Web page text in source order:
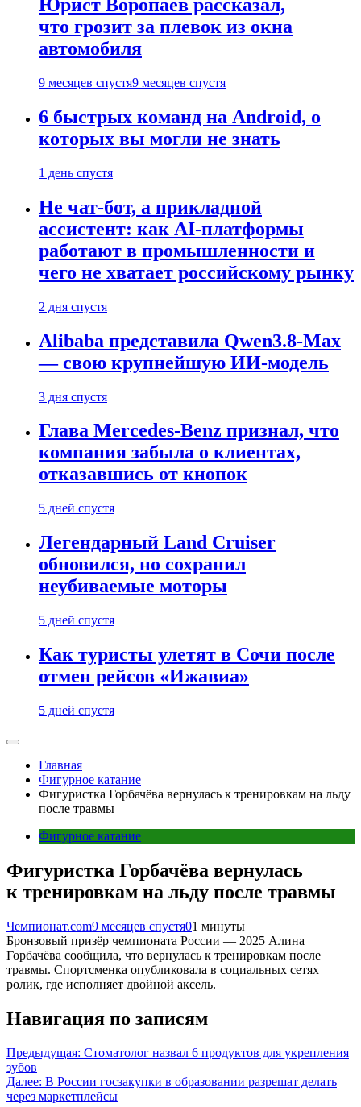
Юрист Воропаев рассказал,
что грозит за плевок из окна
автомобиля
9 месяцев спустя9 месяцев спустя
6 быстрых команд на Android, о
которых вы могли не знать
1 день спустя
Не чат-бот, а прикладной
ассистент: как AI-платформы
работают в промышленности и
чего не хватает российскому рынку
2 дня спустя
Alibaba представила Qwen3.8-Max
— свою крупнейшую ИИ-модель
3 дня спустя
Глава Mercedes-Benz признал, что
компания забыла о клиентах,
отказавшись от кнопок
5 дней спустя
Легендарный Land Cruiser
обновился, но сохранил
неубиваемые моторы
5 дней спустя
Как туристы улетят в Сочи после
отмен рейсов «Ижавиа»
5 дней спустя
Главная
Фигурное катание
Фигуристка Горбачёва вернулась к тренировкам на льду
после травмы
Фигурное катание
Фигуристка Горбачёва вернулась
к тренировкам на льду после травмы
Чемпионат.com9 месяцев спустя01 минуты
Бронзовый призёр чемпионата России — 2025 Алина
Горбачёва сообщила, что вернулась к тренировкам после
травмы. Спортсменка опубликовала в социальных сетях
ролик, где исполняет двойной аксель.
Навигация по записям
Предыдущая: Стоматолог назвал 6 продуктов для укрепления
зубов
Далее: В России госзакупки в образовании разрешат делать
через маркетплейсы